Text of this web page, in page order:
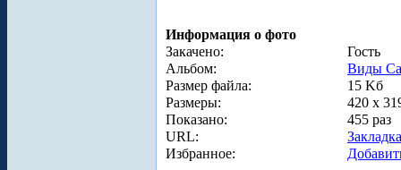
Информация о фото
Закачено:
Гость
Альбом:
Виды
Размер файла:
15 Kб
Размеры:
420 x
Показано:
455 раз
URL:
Избранное: